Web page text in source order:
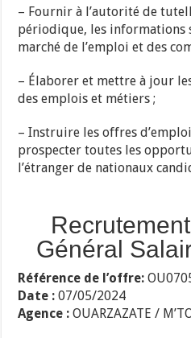
– Fournir à l’autorité de
périodique, les informations
marché de l’emploi et des
– Élaborer et mettre à jour
des emplois et métiers ;
– Instruire les offres
prospecter toutes les
l’étranger de nationaux
Général
Référence de l’offre:
Date :07/05/2024
Agence :OUARZAZATE /